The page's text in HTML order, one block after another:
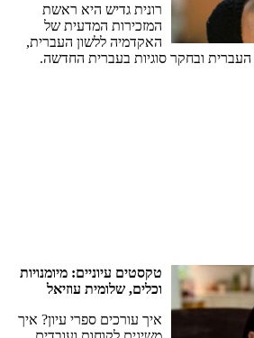
רונית גדיש היא ראשת
המזכירות המדעית של
האקדמיה ללשון העברית,
העברית ובחקר סוגיות בעברית החדשה.
טקסטים עיוניים: מיומנויות
וכלים, שלומית עוזיאל
איך עורכים ספרי עיון? איך